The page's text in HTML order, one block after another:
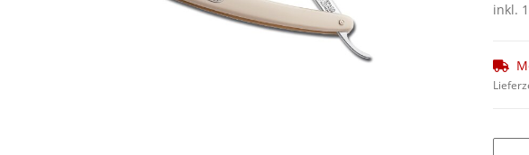
inkl.